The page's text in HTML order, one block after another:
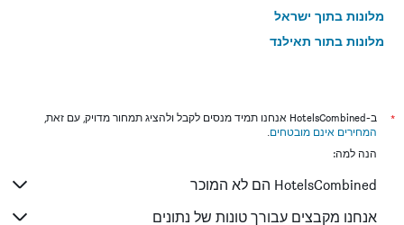
מלונות בתוך ישראל
מלונות בתוך תאילנד
*
ב-HotelsCombined אנחנו תמיד מנסים לקבל ולהציג תמחור מדויק, עם זאת,
המחירים אינם מובטחים.
הנה למה:
HotelsCombined הם לא המוכר
אנחנו מקבצים עבורך טונות של נתונים